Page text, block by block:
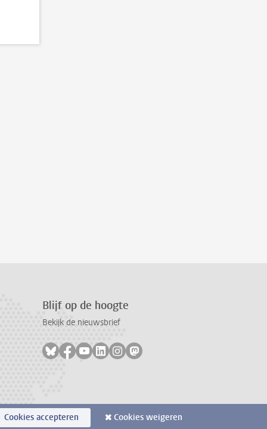
Blijf op de hoogte
Bekijk de nieuwsbrief
Volg ons op bluesky
Volg ons op facebook
Volg ons op youtube
Volg ons op linkedin
Volg ons op instagram
Volg ons op mastodon
Cookies accepteren Cookies weigeren